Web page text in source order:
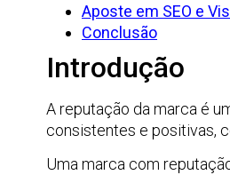
Aposte em SEO e
Conclusão
Introdução
A reputação da marca é
consistentes e positivas,
Uma marca com